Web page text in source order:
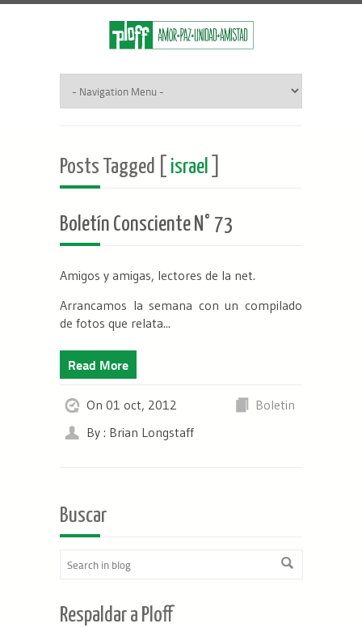
Posts Tagged [ israel
Boletín Consciente N° 73
Amigos y amigas, lectores de la net.
Arrancamos la semana con un compilado
de fotos que relata...
Read More
On 01 oct, 2012
Boletin
By : Brian Longstaff
Buscar
Respaldar a Ploff